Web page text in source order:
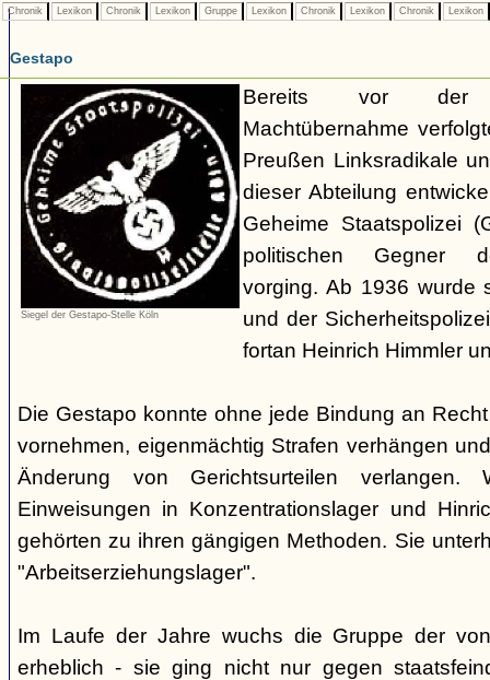
Chronik Lexikon Chronik Lexikon Gruppe Lexikon Chronik Lexikon Chronik Lexikon
Gestapo
Siegel der Gestapo-Stelle Köln
Bereits vor der
Machtübernahme
Preußen Linksradikale
dieser Abteilung
Geheime Staatspolizei
politischen Gegner
vorging. Ab 1936 wurde
und der
fortan Heinrich Himmler
Die Gestapo konnte ohne jede Bindung an
vornehmen, eigenmächtig Strafen verhängen
Änderung von Gerichtsurteilen verlangen.
Einweisungen in Konzentrationslager und
gehörten zu ihren gängigen Methoden. Sie
"Arbeitserziehungslager".
Im Laufe der Jahre wuchs die Gruppe der
erheblich - sie ging nicht nur gegen